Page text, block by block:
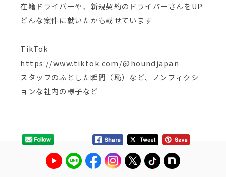
在籍ドライバーや、新規契約のドライバーさんをUP
どんな案件に就いたかも載せています
TikTok
https://www.tiktok.com/@houndjapan
スタッフのふとした瞬間（恥）など、ノンフィクシ
ョンな社内の様子など